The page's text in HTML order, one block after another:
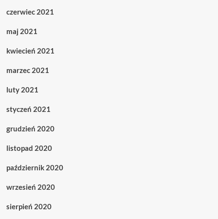
czerwiec 2021
maj 2021
kwiecień 2021
marzec 2021
luty 2021
styczeń 2021
grudzień 2020
listopad 2020
październik 2020
wrzesień 2020
sierpień 2020